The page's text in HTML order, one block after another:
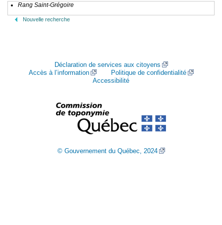
Rang Saint-Grégoire
Nouvelle recherche
Déclaration de services aux citoyens
Accès à l’information
Politique de confidentialité
Accessibilité
© Gouvernement du Québec, 2024